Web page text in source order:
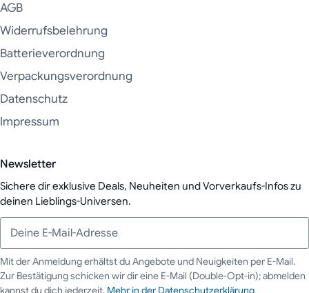
AGB
Widerrufsbelehrung
Batterieverordnung
Verpackungsverordnung
Datenschutz
Impressum
Newsletter
Sichere dir exklusive Deals, Neuheiten und Vorverkaufs-Infos zu
deinen Lieblings-Universen.
Deine E-Mail-Adresse
Mit der Anmeldung erhältst du Angebote und Neuigkeiten per E-Mail.
Zur Bestätigung schicken wir dir eine E-Mail (Double-Opt-in); abmelden
kannst du dich jederzeit. Mehr in der Datenschutzerklärung